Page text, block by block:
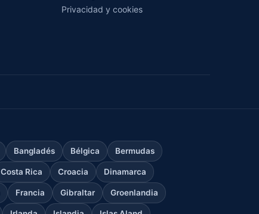
Privacidad y cookies
Bangladés Bélgica Bermudas
Costa Rica Croacia Dinamarca
Francia Gibraltar Groenlandia